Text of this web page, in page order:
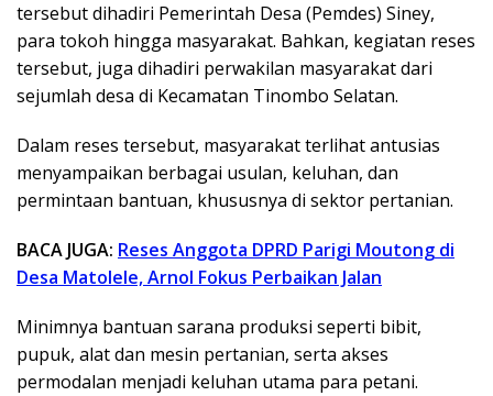
tersebut dihadiri Pemerintah Desa (Pemdes) Siney,
para tokoh hingga masyarakat. Bahkan, kegiatan reses
tersebut, juga dihadiri perwakilan masyarakat dari
sejumlah desa di Kecamatan Tinombo Selatan.
Dalam reses tersebut, masyarakat terlihat antusias
menyampaikan berbagai usulan, keluhan, dan
permintaan bantuan, khususnya di sektor pertanian.
BACA JUGA: Reses Anggota DPRD Parigi Moutong di
Desa Matolele, Arnol Fokus Perbaikan Jalan
Minimnya bantuan sarana produksi seperti bibit,
pupuk, alat dan mesin pertanian, serta akses
permodalan menjadi keluhan utama para petani.